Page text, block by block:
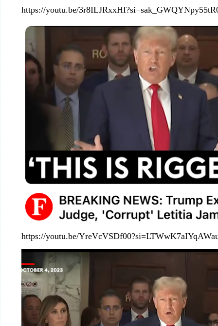
https://youtu.be/
https://youtu.be/